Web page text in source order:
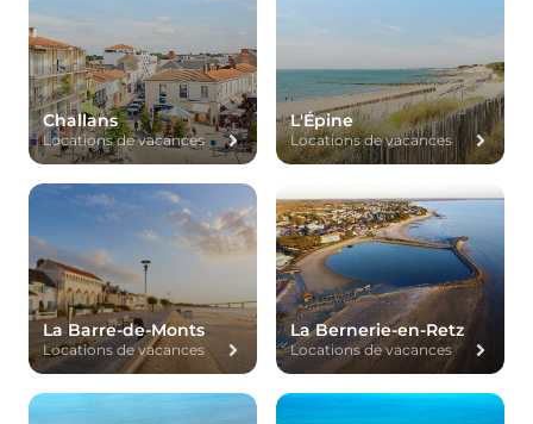
Challans
Locations de vacances
L'Épine
Locations de vacances
La Barre-de-Monts
Locations de vacances
La Bernerie-en-Retz
Locations de vacances